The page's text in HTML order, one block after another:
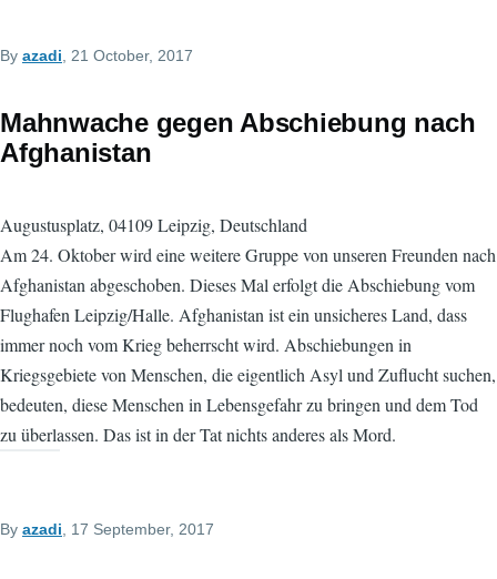
By azadi, 21 October, 2017
Mahnwache gegen Abschiebung nach
Afghanistan
Augustusplatz, 04109 Leipzig, Deutschland
Am 24. Oktober wird eine weitere Gruppe von unseren Freunden nach
Afghanistan abgeschoben. Dieses Mal erfolgt die Abschiebung vom
Flughafen Leipzig/Halle. Afghanistan ist ein unsicheres Land, dass
immer noch vom Krieg beherrscht wird. Abschiebungen in
Kriegsgebiete von Menschen, die eigentlich Asyl und Zuflucht suchen,
bedeuten, diese Menschen in Lebensgefahr zu bringen und dem Tod
zu überlassen. Das ist in der Tat nichts anderes als Mord.
By azadi , 17 September, 2017